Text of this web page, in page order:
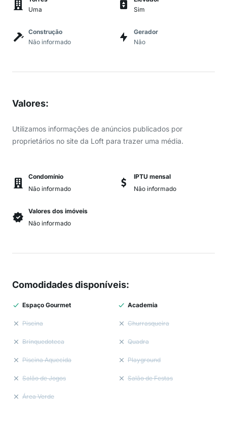
Uma
Sim
Construção
Não informado
Gerador
Não
Valores:
Utilizamos informações de anúncios publicados por
proprietários no site da Loft para trazer uma média.
Condomínio
Não informado
IPTU mensal
Não informado
Valores dos imóveis
Não informado
Comodidades disponíveis:
Espaço Gourmet Academia
Piscina Churrasqueira
Brinquedoteca Quadra
Piscina Aquecida Playground
Salão de Jogos Salão de Festas
Área Verde